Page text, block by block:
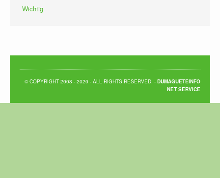
Wichtig
© COPYRIGHT 2008 - 2020 - ALL RIGHTS RESERVED. - DUMAGUETEINFO
NET SERVICE